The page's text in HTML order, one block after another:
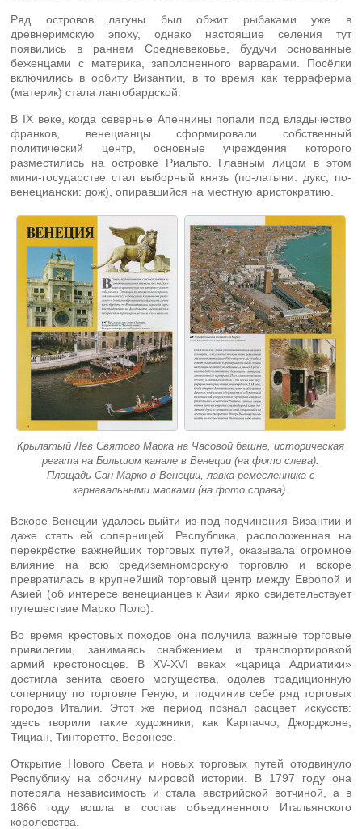
Ряд островов лагуны был обжит рыбаками уже в
древнеримскую эпоху, однако настоящие селения тут
появились в раннем Средневековье, будучи основанные
беженцами с материка, заполоненного варварами. Посёлки
включились в орбиту Византии, в то время как терраферма
(материк) стала лангобардской.
В IX веке, когда северные Апеннины попали под владычество
франков, венецианцы сформировали собственный
политический центр, основные учреждения которого
разместились на островке Риальто. Главным лицом в этом
мини-государстве стал выборный князь (по-латыни: дукс, по-
венециански: дож), опиравшийся на местную аристократию.
Крылатый Лев Святого Марка на Часовой башне, историческая
регата на Большом канале в Венеции (на фото слева).
Площадь Сан-Марко в Венеции, лавка ремесленника с
карнавальными масками (на фото справа).
Вскоре Венеции удалось выйти из-под подчинения Византии и
даже стать ей соперницей. Республика, расположенная на
перекрёстке важнейших торговых путей, оказывала огромное
влияние на всю средиземноморскую торговлю и вскоре
превратилась в крупнейший торговый центр между Европой и
Азией (об интересе венецианцев к Азии ярко свидетельствует
путешествие Марко Поло).
Во время крестовых походов она получила важные торговые
привилегии, занимаясь снабжением и транспортировкой
армий крестоносцев. В XV-XVI веках «царица Адриатики»
достигла зенита своего могущества, одолев традиционную
соперницу по торговле Геную, и подчинив себе ряд торговых
городов Италии. Этот же период познал расцвет искусств:
здесь творили такие художники, как Карпаччо, Джорджоне,
Тициан, Тинторетто, Веронезе.
Открытие Нового Света и новых торговых путей отодвинуло
Республику на обочину мировой истории. В 1797 году она
потеряла независимость и стала австрийской вотчиной, а в
1866 году вошла в состав объединенного Итальянского
королевства.